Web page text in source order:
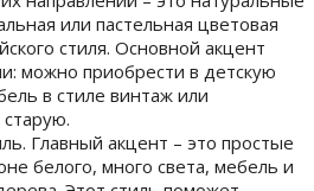
или пастельная цветовая
стиля. Основной акцент
можно приобрести в детскую
в стиле винтаж или
Главный акцент – это простые
белого, много света, мебель и